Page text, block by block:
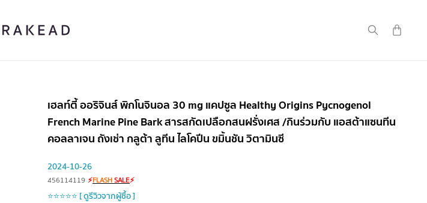
เฮลท์ตี้ ออริจินส์ พิกโนจินอล 30 mg แคปซูล Healthy Origins Pycnogenol
French Marine Pine Bark สารสกัดเปลือกสนฝรั่งเศส /กินร่วมกับ แอสต้าแซนทีน
คอลลาเจน ถังเช่า กลูต้า ลูทีน ไลโคปีน ขมิ้นชัน วิตามินซี
2024-10-26
456114119 ⚡FLASHSALE⚡
⭐⭐⭐⭐⭐ [ ดูรีวิวจากผู้ซื้อ ]